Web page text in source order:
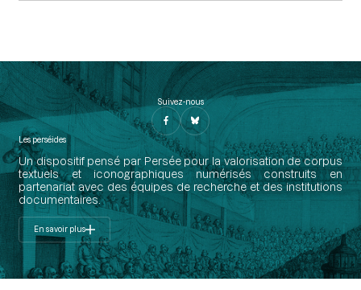
Suivez-nous
Les perséides
Un dispositif pensé par Persée pour la valorisation de corpus
textuels et iconographiques numérisés construits en
partenariat avec des équipes de recherche et des institutions
documentaires.
En savoir plus